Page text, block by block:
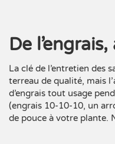
De
La clé de l’entretien des
terreau de qualité, mais
d’engrais tout usage
(engrais 10-10-10, un
de pouce à votre plante.